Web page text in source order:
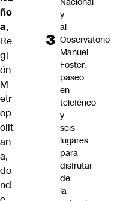
ño
a,
Re
gi
ón
M
etr
op
olit
an
a,
do
nd
y
al
Observatorio
Manuel
Foster,
paseo
en
teleférico
y
seis
lugares
para
disfrutar
de
la